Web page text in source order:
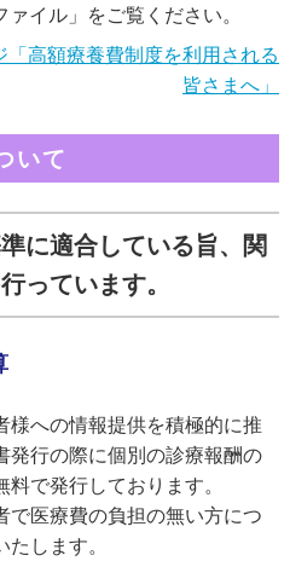
イル」をご覧ください。
高額療養費制度を利用される
皆さまへ」
いて
に適合している旨、関
っています。
様への情報提供を積極的に推
発行の際に個別の診療報酬の
で発行しております。
で医療費の負担の無い方につ
します。